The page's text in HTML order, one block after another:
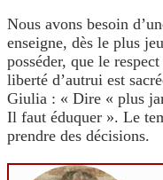
Nous avons besoin
enseigne, dès le plus
posséder, que le
liberté d’autrui est
Giulia : « Dire « plus
Il faut éduquer ». Le
prendre des décisions.